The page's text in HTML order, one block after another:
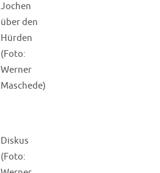
Jochen
über den
Hürden
(Foto:
Werner
Maschede)
Diskus
(Foto: